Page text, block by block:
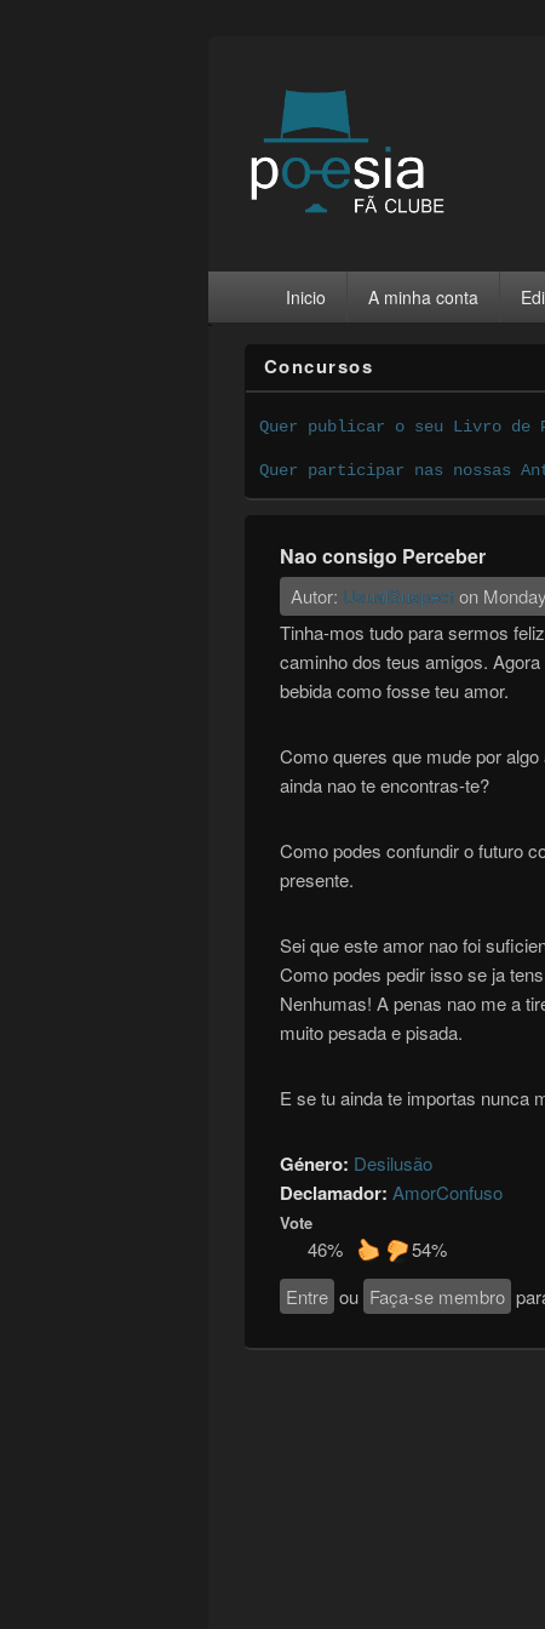
Inicio A minha conta
Concursos
Quer publicar o seu Livro de
Quer participar nas nossas
Nao consigo Perceber
Autor: UsualSuspecton
Tinha-mos tudo para sermos
caminho dos teus amigos.
bebida como fosse teu amor.
Como queres que mude por
ainda nao te encontras-te?
Como podes confundir o futuro
presente.
Sei que este amor nao foi
Como podes pedir isso se ja
Nenhumas! A penas nao me a
muito pesada e pisada.
E se tu ainda te importas nunca
Género: Desilusão
Declamador:AmorConfuso
Vote
46%
54%
Entre ou Faça-se membro